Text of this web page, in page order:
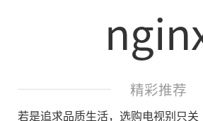
精彩推荐
若是追求品质生活，选购电视别只关